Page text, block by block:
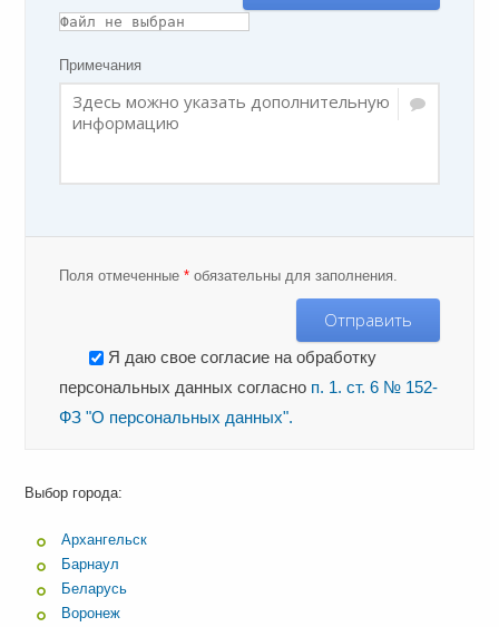
Примечания
Поля отмеченные* обязательны для заполнения.
Отправить
Я даю свое согласие на обработку
персональных данных согласно п. 1. ст. 6 № 152-
ФЗ "О персональных данных".
Выбор города:
Архангельск
Барнаул
Беларусь
Воронеж